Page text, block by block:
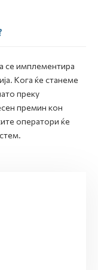
се имплементира
Кога ќе станеме
преку
премин кон
оператори ќе